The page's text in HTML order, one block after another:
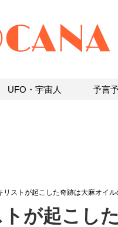
リストが起こした奇跡は大麻オイ
が起こし
UFO・宇宙人 予言